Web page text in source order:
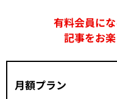
有料会員に
記事をお
月額プラン